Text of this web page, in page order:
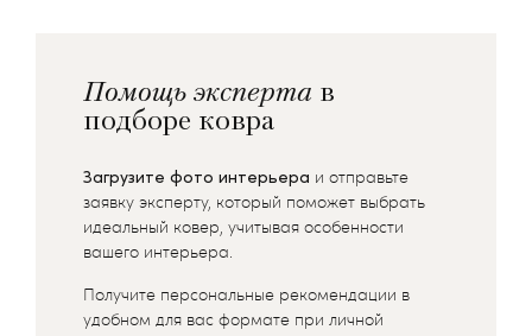
Помощь эксперта в
подборе ковра
Загрузите фото интерьера и отправьте
заявку эксперту, который поможет выбрать
идеальный ковер, учитывая особенности
вашего интерьера.
Получите персональные рекомендации в
удобном для вас формате при личной